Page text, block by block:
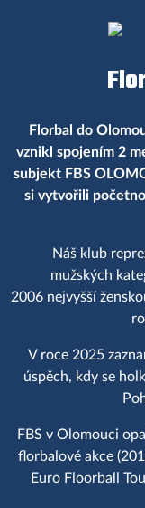
Florbal do
vznikl spojením 2
subjekt FBS
si vytvořili
Náš klub
mužských
2006 nejvyšší
V roce 2025
úspěch, kdy se
FBS v Olomouci
florbalové akce
Euro Floorball